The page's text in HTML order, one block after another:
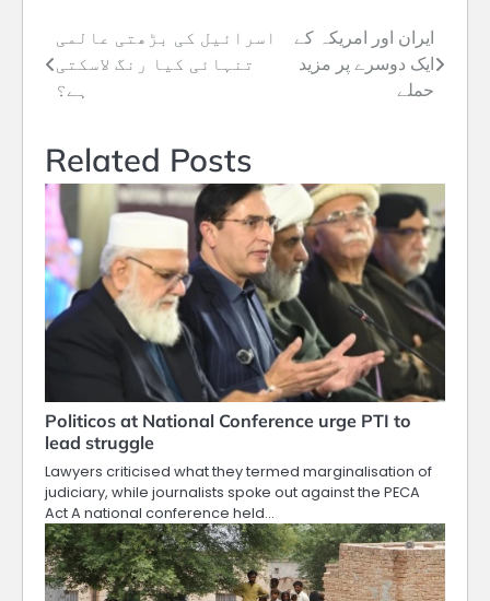
Post
navigation
اسرائیل کی بڑھتی عالمی
تنہائی کیا رنگ لاسکتی
ہے؟
ایران اور امریکہ کے
ایک دوسرے پر مزید
حملے
Related Posts
Politicos at National Conference urge PTI to
lead struggle
Lawyers criticised what they termed marginalisation of
judiciary, while journalists spoke out against the PECA
Act A national conference held…